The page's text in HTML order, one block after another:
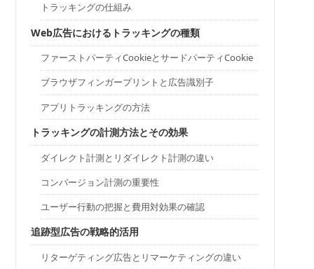
トラッキングの仕組み
Web広告におけるトラッキングの種類
ファーストパーティCookieとサードパーティCookie
ブラウザフィンガープリントと広告識別子
アプリトラッキングの方法
トラッキングの計測方法とその効果
ダイレクト計測とリダイレクト計測の違い
コンバージョン計測の重要性
ユーザー行動の把握と費用対効果の確認
追跡型広告の戦略的活用
リターゲティング広告とリマーケティングの違い